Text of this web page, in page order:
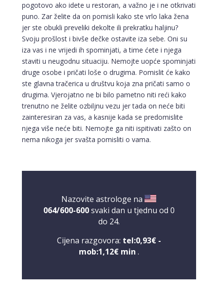
pogotovo ako idete u restoran, a važno je i ne otkrivati
puno. Zar želite da on pomisli kako ste vrlo laka žena
jer ste obukli preveliki dekolte ili prekratku haljinu?
Svoju prošlost i bivše dečke ostavite iza sebe. Oni su
iza vas i ne vrijedi ih spominjati, a time ćete i njega
staviti u neugodnu situaciju. Nemojte uopće spominjati
druge osobe i pričati loše o drugima. Pomislit će kako
ste glavna tračerica u društvu koja zna pričati samo o
drugima. Vjerojatno ne bi bilo pametno niti reći kako
trenutno ne želite ozbiljnu vezu jer tada on neće biti
zainteresiran za vas, a kasnije kada se predomislite
njega više neće biti. Nemojte ga niti ispitivati zašto on
nema nikoga jer svašta pomisliti o vama.
Nazovite astrologe na
064/600-600svaki dan u tjednu od 0
do 24.
Cijena razgovora: tel:0,93€ -
mob:1,12€ min .